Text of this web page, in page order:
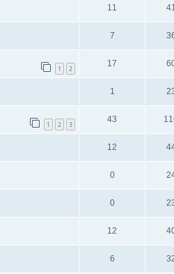
11
7
1 2
17
1
1 2 3
43
12
0
0
12
6